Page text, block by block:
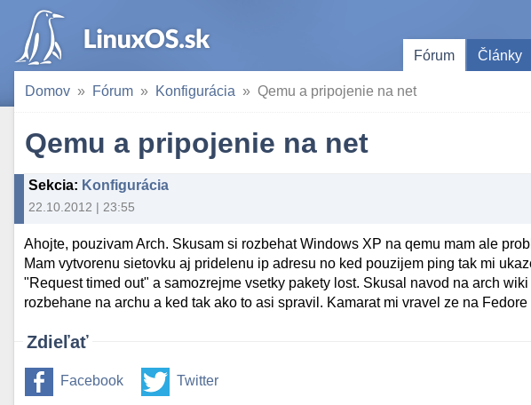
Fórum
Články
Domov Fórum Konfigurácia Qemu a pripojenie na net
Qemu a pripojenie na net
Sekcia: Konfigurácia
22.10.2012 | 23:55
Ahojte, pouzivam Arch. Skusam si rozbehat Windows XP na qemu mam ale
Mam vytvorenu sietovku aj pridelenu ip adresu no ked pouzijem ping tak mi
"Request timed out" a samozrejme vsetky pakety lost. Skusal navod na arch
rozbehane na archu a ked tak ako to asi spravil. Kamarat mi vravel ze na
Zdieľať
Facebook Twitter